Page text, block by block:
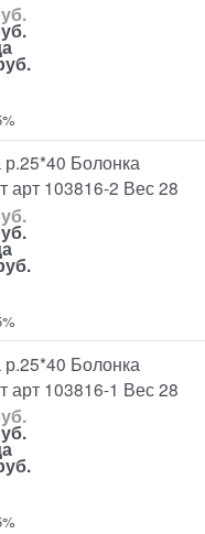
р.25*40 Болонка
арт 103816-2 Вес 28
р.25*40 Болонка
арт 103816-1 Вес 28